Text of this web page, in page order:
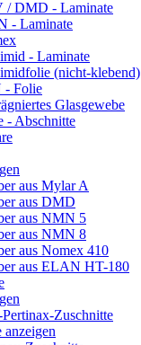
/ DMD - Laminate
- Laminate
- Laminate
(nicht-klebend)
- Folie
Glasgewebe
- Abschnitte
aus Mylar A
aus DMD
aus NMN 5
aus NMN 8
aus Nomex 410
aus ELAN HT-180
Zuschnitte
anzeigen